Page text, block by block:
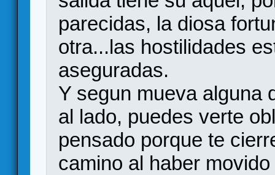
parecidas, la diosa
otra...las hostilidades
aseguradas.
Y segun mueva alguna
al lado, puedes verte
pensado porque te
camino al haber